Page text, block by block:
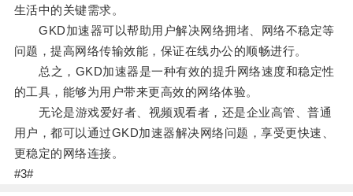
生活中的关键需求。
GKD加速器可以帮助用户解决网络拥堵、网络不稳定等
问题，提高网络传输效能，保证在线办公的顺畅进行。
总之，GKD加速器是一种有效的提升网络速度和稳定性
的工具，能够为用户带来更高效的网络体验。
无论是游戏爱好者、视频观看者，还是企业高管、普通
用户，都可以通过GKD加速器解决网络问题，享受更快速、
更稳定的网络连接。
#3#